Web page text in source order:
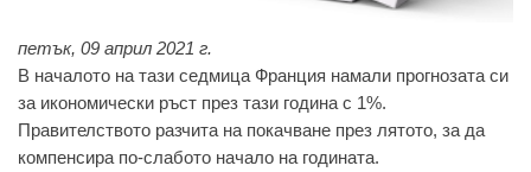
петък, 09 април 2021 г.
В началото на тази седмица Франция намали прогнозата си
за икономически ръст през тази година с 1%.
Правителството разчита на покачване през лятото, за да
компенсира по-слабото начало на годината.